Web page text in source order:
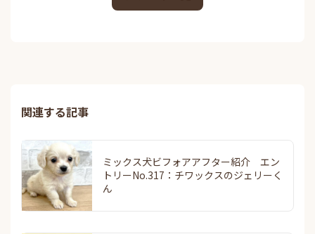
関連する記事
ミックス犬ビフォアアフター紹介 エン
トリーNo.317：チワックスのジェリーく
ん